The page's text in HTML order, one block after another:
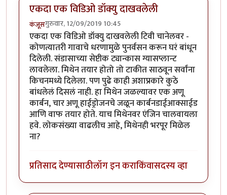
एकदा एक विडिओ डॉक्यु दाखवलेली
कंजूसगुरुवार, 12/09/2019 10:45
एकदा एक विडिओ डॉक्यु दाखवलेली टिवी चानेलवर -
कोणत्यातरी गावाचे धरणामुळे पुनर्वसन करून घरं बांधून
दिलेली. संडासाच्या सेप्टीक ट्यान्कास ग्यासप्लान्ट
लावलेला. मिथेन तयार होतो तो टाकीत साठवून सर्वांना
किचनमध्ये दिलेला. पण पुढे काही अशाप्रकारे कुठे
बांधलेलं दिसलं नाही. हा मिथेन जळल्यावर एक अणू
कार्बन, चार अणू हाईड्रोजनचे जळून कार्बनडाईआक्साईड
आणि वाफ तयार होते. याच मिथेनवर एंजिन चालवायला
हवे. लोकसंख्या वाढलीच आहे, मिथेनही भरपूर मिळेल
ना?
प्रतिसाद देण्यासाठीलॉग इन कराकिंवासदस्य व्हा